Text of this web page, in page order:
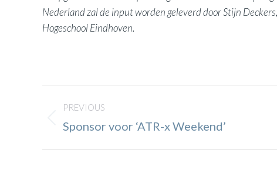
Nederland zal de input worden geleverd door Stijn
Hogeschool Eindhoven.
navigation
PREVIOUS
Previous
Sponsor voor ‘ATR-x Weekend’